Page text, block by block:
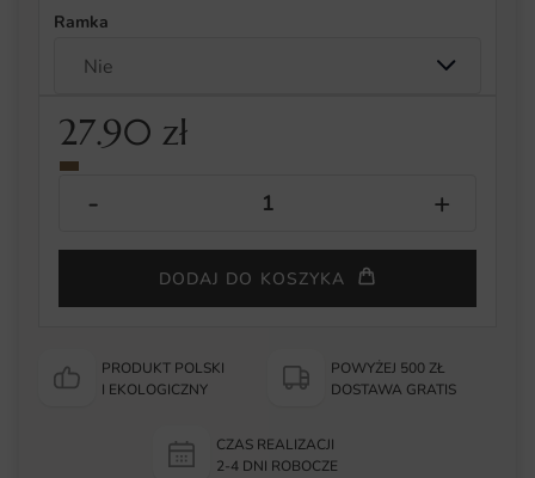
Ramka
27.90 zł
DODAJ DO KOSZYKA
PRODUKT POLSKI
I EKOLOGICZNY
POWYŻEJ 500 ZŁ
DOSTAWA GRATIS
CZAS REALIZACJI
2-4 DNI ROBOCZE